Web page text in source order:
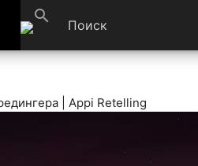
search
| Appi Retelling